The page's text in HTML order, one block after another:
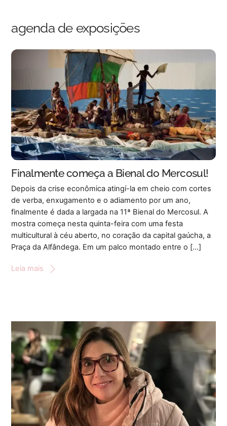
content
agenda de exposições
Finalmente começa a Bienal do Mercosul!
Depois da crise econômica atingí-la em cheio com cortes
de verba, enxugamento e o adiamento por um ano,
finalmente é dada a largada na 11ª Bienal do Mercosul. A
mostra começa nesta quinta-feira com uma festa
multicultural à céu aberto, no coração da capital gaúcha, a
Praça da Alfândega. Em um palco montado entre o […]
Leia mais
Top